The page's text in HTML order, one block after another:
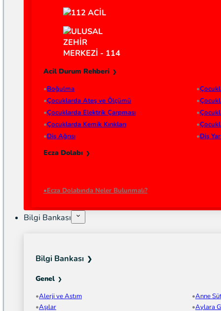
Acil Durum Rehberi
Boğulma
Çocuklarda Ateş ve Ölçümü
Çocuklarda Elektrik Çarpması
Çocuklarda Kemik Kırıkları
Diş Ağrısı
Diş
Ecza Dolabı
Ecza Dolabında Neler Bulunmalı?
Bilgi Bankası
Bilgi Bankası
Genel
Alerji ve Astım
Anne
Aşılar
Aylara